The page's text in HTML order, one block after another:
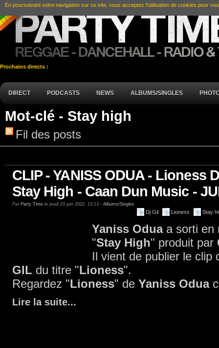
Prochains directs :
DIRECT PODCASTS NEWS ALBUMS/SINGLES
Mot-clé - Stay high
Fil des posts
CLIP - YANISS ODUA - Lioness
Stay High - Caan Dun Music -
Par Party Time le jeudi 23 juin 2022, 13:13 -Albums/Singles
Dj Gil Lioness Stay
Yaniss Oduaa sorti en
"Stay High" produit par
Il vient de publier le
GIL du titre "Lioness".
Regardez "Lioness" de Yaniss Odua
Lire la suite...
En poursuivant votre navigation sur ce site, vous acceptez l’utilisation de cookies pour